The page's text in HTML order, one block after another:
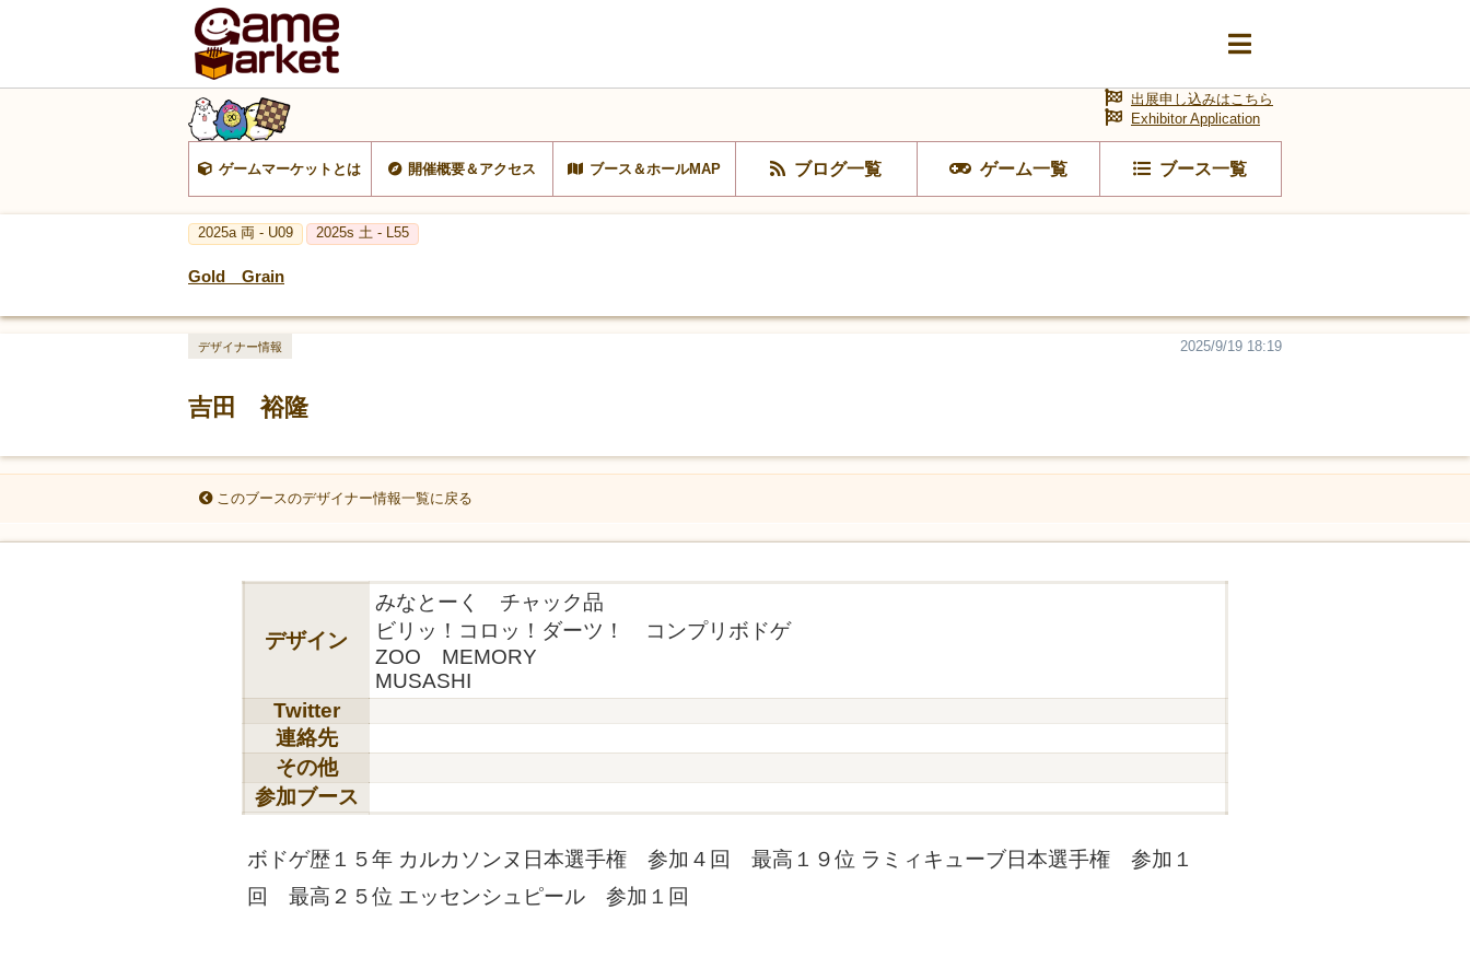
ゲームマーケットとは 開催概要＆アクセス ブース＆ホールMAP ブログ一覧 ゲーム一覧 ブース一覧
出展申し込みはこちら
Exhibitor Application
2025a 両 - U09 2025s 土 - L55
Gold Grain
吉田 裕隆
2025/9/19 18:19
デザイナー情報
このブースのデザイナー情報一覧に戻る
デザイン
みなとーく チャック品
ビリッ！コロッ！ダーツ！ コンプリボドゲ
ZOO MEMORY
MUSASHI
Twitter
連絡先
その他
参加ブース
ボドゲ歴１５年 カルカソンヌ日本選手権 参加４回 最高１９位 ラミィキューブ日本選手権 参加１
回 最高２５位 エッセンシュピール 参加１回